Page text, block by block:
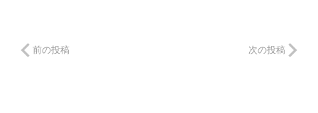
前の投稿 次の投稿